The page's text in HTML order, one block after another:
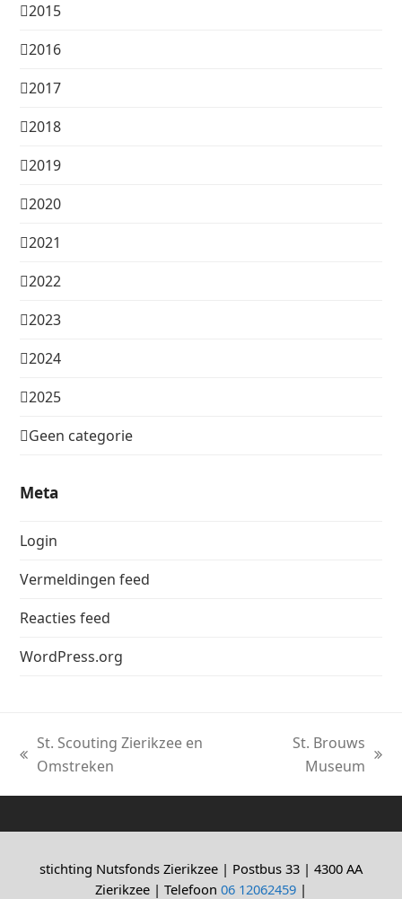
2015
2016
2017
2018
2019
2020
2021
2022
2023
2024
2025
Geen categorie
Meta
Login
Vermeldingen feed
Reacties feed
WordPress.org
previous
St. Scouting Zierikzee en
Omstreken
St. Brouws
Museum
stichting Nutsfonds Zierikzee | Postbus 33 | 4300 AA
Zierikzee | Telefoon 06 12062459 |